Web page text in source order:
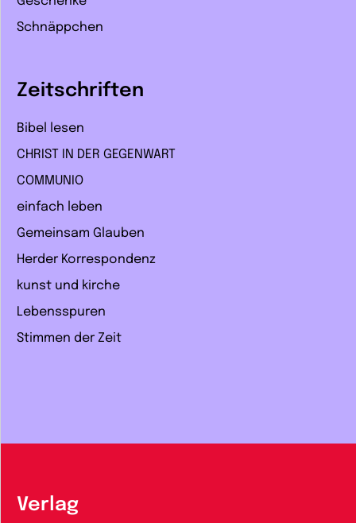
Schnäppchen
Zeitschriften
Bibel lesen
CHRIST IN DER GEGENWART
COMMUNIO
einfach leben
Gemeinsam Glauben
Herder Korrespondenz
kunst und kirche
Lebensspuren
Stimmen der Zeit
Verlag